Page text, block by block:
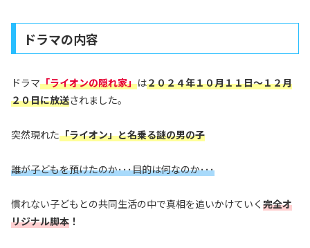
ドラマの内容
ドラマ「ライオンの隠れ家」は２０２４年１０月１１日～１２月
２０日に放送されました。
突然現れた「ライオン」と名乗る謎の男の子
誰が子どもを預けたのか･･･目的は何なのか･･･
慣れない子どもとの共同生活の中で真相を追いかけていく 完全オ
リジナル脚本 ！